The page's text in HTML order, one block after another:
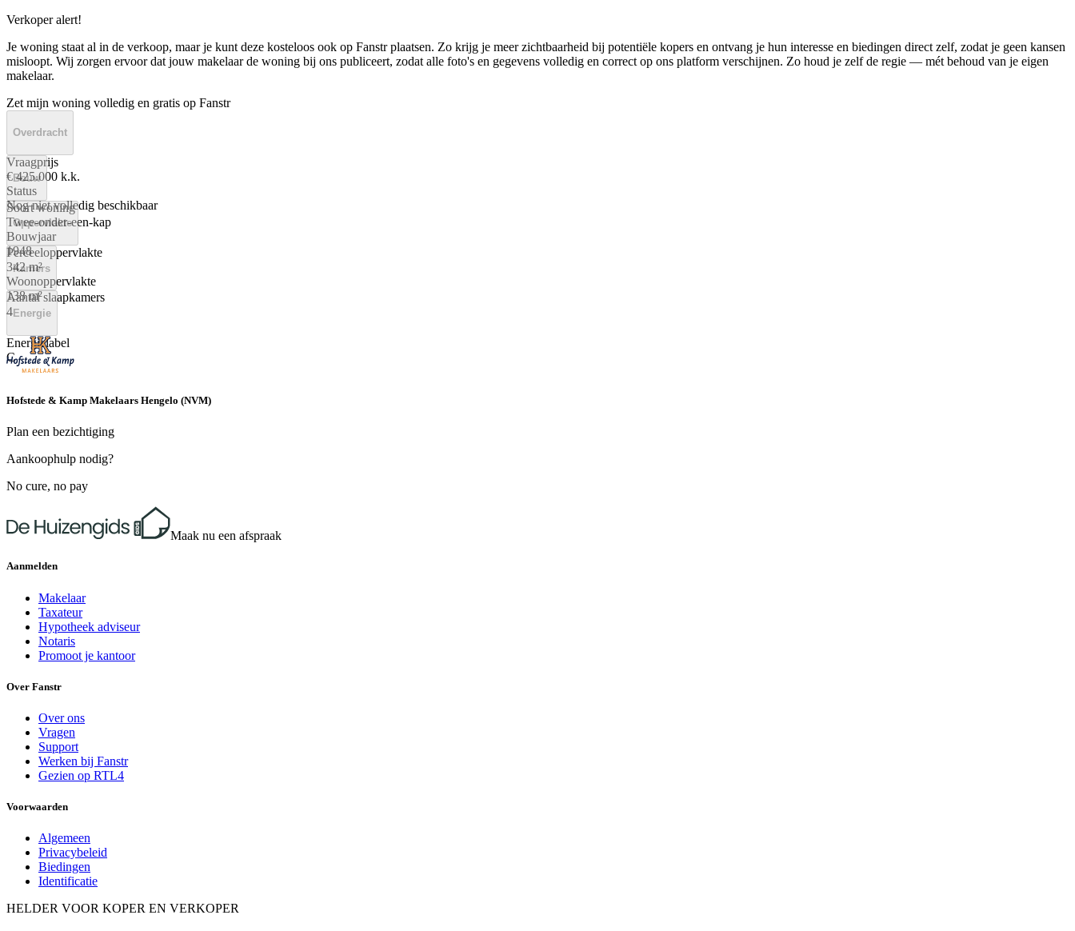
Verkoper alert!
Je woning staat al in de verkoop, maar je kunt deze kosteloos ook op Fanstr plaatsen. Zo krijg je meer zichtbaarheid bij potentiële kopers en ontvang je hun interesse en biedingen direct zelf, zodat je geen kansen
misloopt. Wij zorgen ervoor dat jouw makelaar de woning bij ons publiceert, zodat alle foto's en gegevens volledig en correct op ons platform verschijnen. Zo houd je zelf de regie — mét behoud van je eigen
makelaar.
Zet mijn woning volledig en gratis op Fanstr
Overdracht
Vraagprijs
€ 425.000 k.k.
Status
Nog niet volledig beschikbaar
Bouw
Soort woning
Twee-onder-een-kap
Bouwjaar
1948
Oppervlakte
Perceeloppervlakte
342 m²
Woonoppervlakte
138 m²
Kamers
Aantal slaapkamers
4 Energie
Energielabel
C
Hofstede & Kamp Makelaars Hengelo (NVM)
Plan een bezichtiging
Aankoophulp nodig?
No cure, no pay
Maak nu een afspraak
Aanmelden
Makelaar
Taxateur
Hypotheek adviseur
Notaris
Promoot je kantoor
Over Fanstr
Over ons
Vragen
Support
Werken bij Fanstr
Gezien op RTL4
Voorwaarden
Algemeen
Privacybeleid
Biedingen
Identificatie
HELDER VOOR KOPER EN VERKOPER